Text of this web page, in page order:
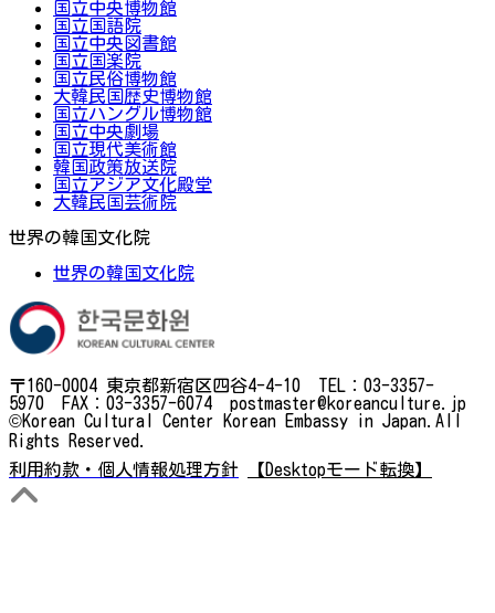
国立中央博物館
国立国語院
国立中央図書館
国立国楽院
国立民俗博物館
大韓民国歴史博物館
国立ハングル博物館
国立中央劇場
国立現代美術館
韓国政策放送院
国立アジア文化殿堂
大韓民国芸術院
世界の韓国文化院
世界の韓国文化院
〒160-0004 東京都新宿区四谷4-4-10 TEL：03-3357-
5970 FAX：03-3357-6074 postmaster@koreanculture.jp
©Korean Cultural Center Korean Embassy in Japan.All
Rights Reserved.
利用約款・個人情報処理方針
【Desktopモード転換】